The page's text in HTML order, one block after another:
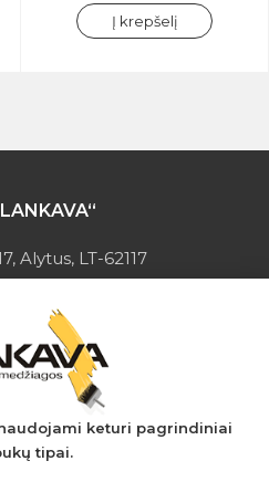
Į krepšelį
Alytus, LT-62117
149728275
LT497282716
bankas
610 42 222keturi pagrindiniai
tipai.